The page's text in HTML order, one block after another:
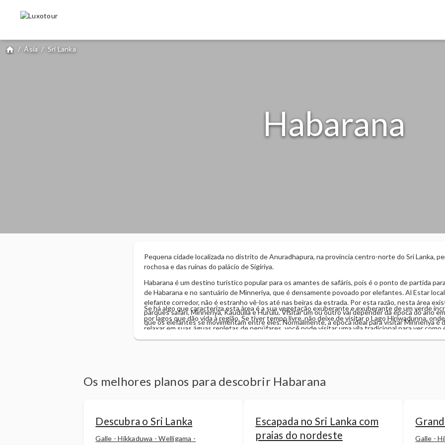
home / Ásia / Sri Lanka
Habarana
Pequena cidade localizada no distrito de Anuradhapura, na província centro-norte do Sri Lanka,
rochosa e das ruínas do palácio de Sigiriya.
Habarana é um destino turístico popular para os amantes de safáris, pois é o ponto de partida
de Habarana e no santuário de Minneriya, que é densamente povoado por elefantes.​ Al Estar
elefante corredor, não é estranho vê-los até nas beiras da estrada. Por esta razão, nesta área
parques safari, Minneriya, Kaudulla e Hurulu. Visitar um ou outro vai depender da época do ano
que os elefantes se movimentam entre eles. Normalmente, a época ideal para visitar Minneriya é
a setembro.
Se há algo que caracteriza esta área é a sua vegetação exuberante e exuberante de um verde
por lagos que dão vida à região. Se tiver tempo livre, não deixe de visitar o Lago Hiriwadunna,
relaxar em suas águas repletas de nenúfares, você pode visitar uma vila tradicional para ver como
Sri Lanka.
Os melhores planos para descobrir Habarana
Descubra o Sri Lanka
Galle - Hikkaduwa - Welligama -
Escapada no Sri Lanka com
praias do nordeste
Galle -